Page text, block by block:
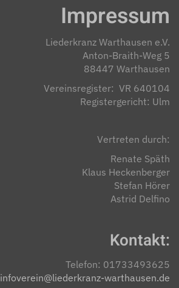
Impressum
Liederkranz Warthausen e.V.
Anton-Braith-Weg 5
88447 Warthausen
Vereinsregister: VR 640104
Registergericht: Ulm
Vertreten durch:
Renate Späth
Klaus Heckenberger
Stefan Hörer
Astrid Delfino
Kontakt:
Telefon: 01733493625
infoverein@liederkranz-warthausen.de